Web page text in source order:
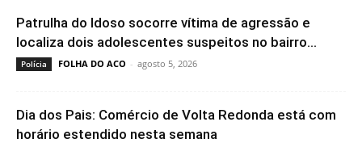
Patrulha do Idoso socorre vítima de agressão e
localiza dois adolescentes suspeitos no bairro...
Polícia FOLHA DO ACO - agosto 5, 2026
Dia dos Pais: Comércio de Volta Redonda está com
horário estendido nesta semana